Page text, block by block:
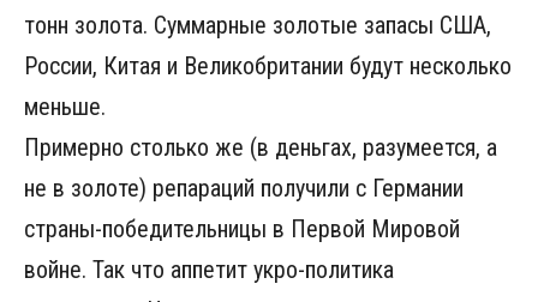
тонн золота. Суммарные золотые запасы США,
России, Китая и Великобритании будут несколько
меньше.
Примерно столько же (в деньгах, разумеется, а
не в золоте) репараций получили с Германии
страны-победительницы в Первой Мировой
войне. Так что аппетит укро-политика